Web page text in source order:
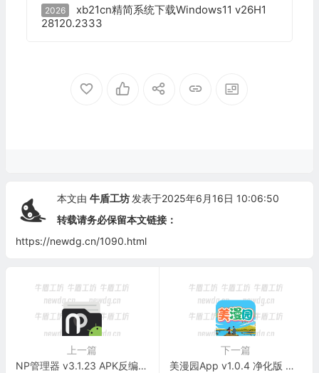
2026
xb21cn精简系统下载Windows11 v26H1
28120.2333
本文由 牛盾工坊 发表于2025年6月16日 10:06:50
转载请务必保留本文链接：
https://newdg.cn/1090.html
上一篇
NP管理器 v3.1.23 APK反编译神器 安卓文件管理终极方案
下一篇
美漫园App v1.0.4 净化版 解锁漫画世界的宝藏大门